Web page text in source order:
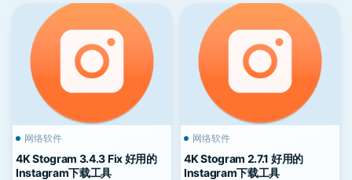
网络软件
4K Stogram 3.4.3 Fix 好用的
Instagram下载工具
网络软件
4K Stogram 2.7.1 好用的
Instagram下载工具